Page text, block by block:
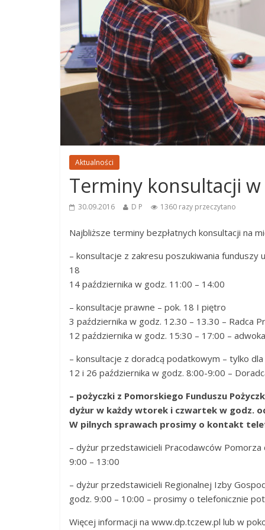
Aktualności
Terminy konsultacji
30.09.2016 D P 1360 razy przeczytano
Najbliższe terminy bezpłatnych konsultacji na
– konsultacje z zakresu poszukiwania funduszy
18
14 października w godz. 11:00 – 14:00
– konsultacje prawne – pok. 18 I piętro
3 października w godz. 12.30 – 13.30 – Radca
12 października w godz. 15:30 – 17:00 –
– konsultacje z doradcą podatkowym – tylko
12 i 26 października w godz. 8:00-9:00 –
– pożyczki z Pomorskiego Funduszu
dyżur w każdy wtorek i czwartek w godz.
W pilnych sprawach prosimy o kontakt
– dyżur przedstawicieli Pracodawców
9:00 – 13:00
– dyżur przedstawicieli Regionalnej Izby
godz. 9:00 – 10:00 – prosimy o telefonicznie
Więcej informacji na www.dp.tczew.pl lub w